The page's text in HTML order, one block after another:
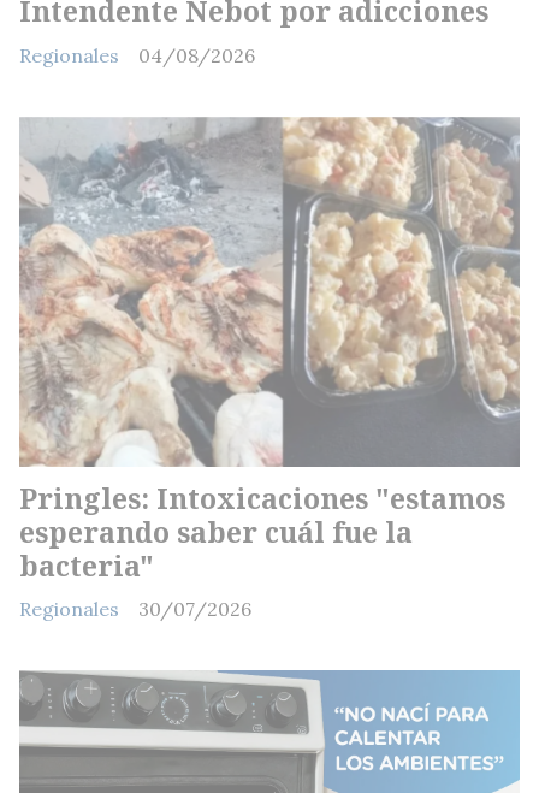
Intendente Nebot por adicciones
Regionales 04/08/2026
Pringles: Intoxicaciones "estamos
esperando saber cuál fue la
bacteria"
Regionales 30/07/2026